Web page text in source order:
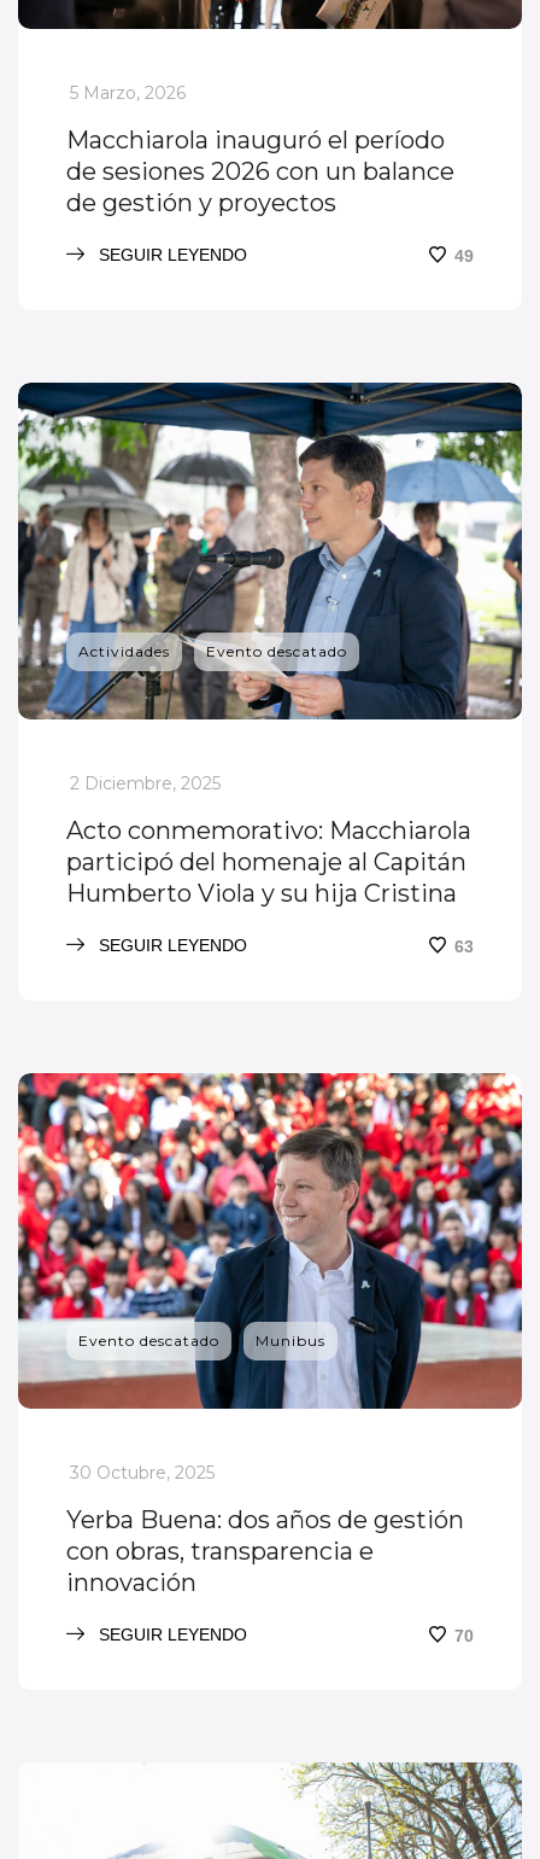
_
5 Marzo, 2026
Macchiarola inauguró el período
de sesiones 2026 con un balance
de gestión y proyectos
SEGUIR LEYENDO 49
Actividades Evento descatado
_
2 Diciembre, 2025
Acto conmemorativo: Macchiarola
participó del homenaje al Capitán
Humberto Viola y su hija Cristina
SEGUIR LEYENDO 63
Evento descatado Munibus
_
30 Octubre, 2025
Yerba Buena: dos años de gestión
con obras, transparencia e
innovación
SEGUIR LEYENDO 70